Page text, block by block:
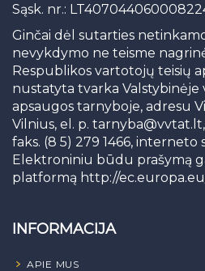
Sąsk. nr.:
Ginčai dėl sutarties
nevykdymo ne teisme
Respublikos vartotojų teisių
nustatyta tvarka Valstybinėje
apsaugos tarnyboje, adresu
Vilnius, el. p. tarnyba@vvtat.lt
faks. (8 5) 279 1466,
Elektroniniu būdu prašymą
platformą http://
INFORMACIJA
APIE MUS